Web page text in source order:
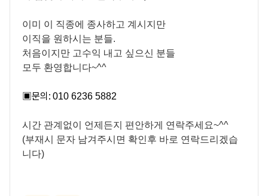
이미 이 직종에 종사하고 계시지만
이직을 원하시는 분들.
처음이지만 고수익 내고 싶으신 분들
모두 환영합니다~^^
▣문의:010 6236 5882
시간 관계없이 언제든지 편안하게 연락주세요~^^
(부재시 문자 남겨주시면 확인후 바로 연락드리겠습
니다)